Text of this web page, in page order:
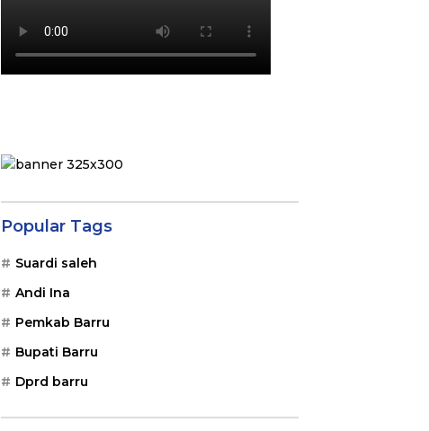
Popular Tags
Suardi saleh
Andi Ina
Pemkab Barru
Bupati Barru
Dprd barru